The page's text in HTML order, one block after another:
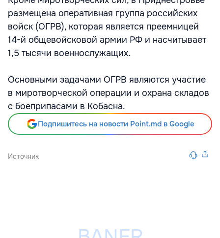
размещена оперативная группа российских
войск (ОГРВ), которая является преемницей
14-й общевойсковой армии РФ и насчитывает
1,5 тысячи военнослужащих.
Основными задачами ОГРВ являются участие
в миротворческой операции и охрана складов
с боеприпасами в Кобасна.
Подпишитесь на новости Point.md в Google
Источник